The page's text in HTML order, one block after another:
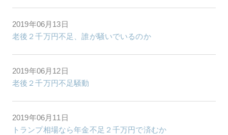
2019年06月13日
老後２千万円不足、誰が騒いでいるのか
2019年06月12日
老後２千万円不足騒動
2019年06月11日
トランプ相場なら年金不足２千万円で済むか